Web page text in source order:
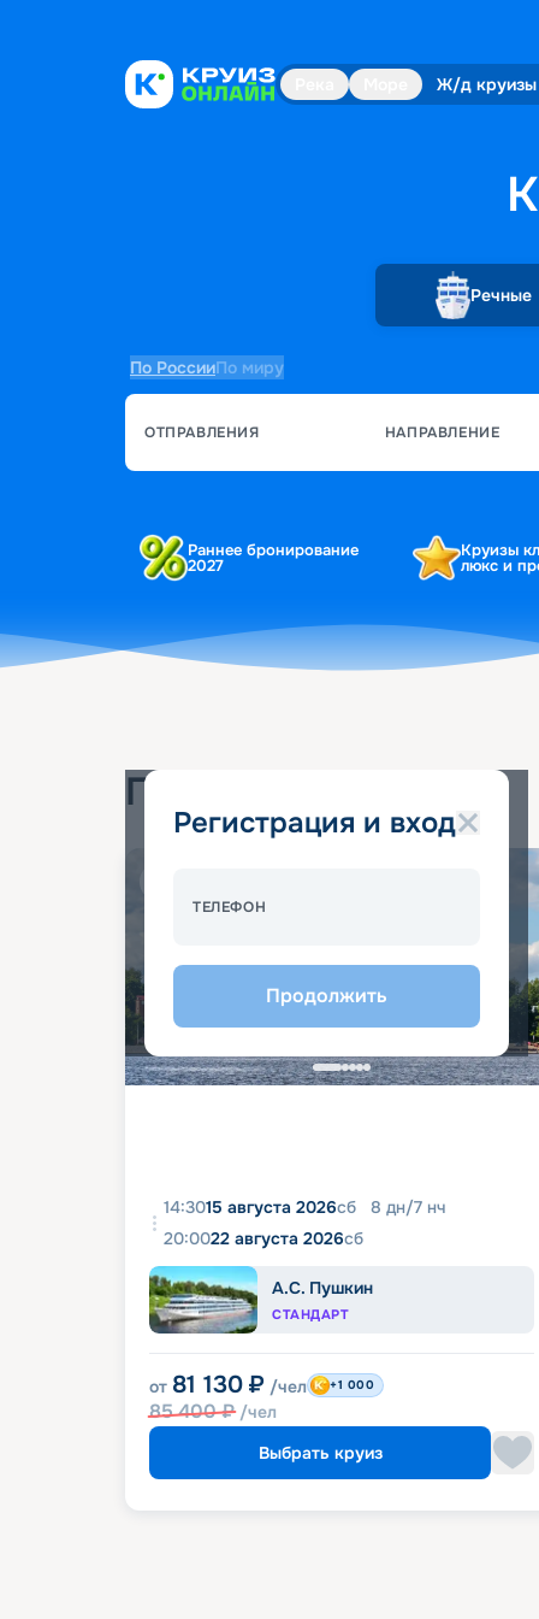
Ж/д круизы
Речные
По РоссииПо миру
ОТПРАВЛЕНИЯ НАПРАВЛЕНИЕ
Раннее бронирование
2027
Круизы
люкс и
Регистрация и вход
ТЕЛЕФОН
Продолжить
Популярные круизы
14:3015 августа 2026сб 8 дн/7 нч
20:0022 августа 2026сб
А.С. Пушкин
СТАНДАРТ
от 81 130 ₽ /чел
85 400₽ /чел
+1 000
Выбрать круиз